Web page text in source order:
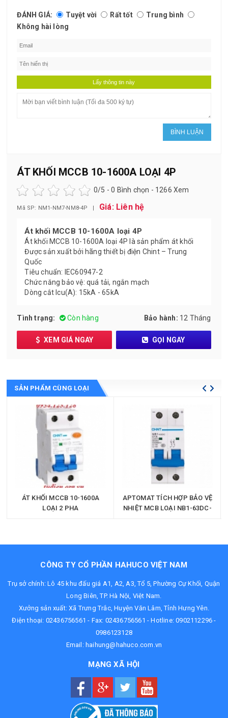
ĐÁNH GIÁ: Tuyệt vời Rất tốt
Trung bình
Không hài lòng
ÁT KHỐI MCCB 10-1600A LOẠI 4P
0/5 -0 Bình chọn - 1266 Xem
Mã SP: NM1-NM7-NM8-4P | Giá: Liên hệ
Át khối MCCB 10-1600A loại 4P
Át khối MCCB 10-1600A loại 4P là sản phẩm át khối
Được sản xuất bởi hãng thiết bị điện Chint – Trung
Quốc
Tiêu chuẩn: IEC60947-2
Chức năng bảo vệ: quá tải, ngắn mạch
Dòng cắt Icu(A): 15kA - 65kA
Tình trạng: Còn hàng Bảo hành: 12 Tháng
XEM GIÁ NGAY GỌI NGAY
SẢN PHẨM CÙNG LOẠI
ÁT KHỐI MCCB 10-1600A
LOẠI 2 PHA
APTOMAT TÍCH HỢP BẢO VỆ
NHIỆT MCB LOẠI NB1-63DC-
CÔNG TY CỔ PHẦN HAHUCO VIỆT NAM
Trụ sở chính: Lô 45 khu đấu giá A1, A2, A3, Tổ 5, Phường Cự Khối, Quận
Long Biên, TP. Hà Nội, Việt Nam.
Xưởng sản xuất: Xã Trưng Trắc, Huyện Văn Lâm, Tỉnh Hưng Yên.
Điện thoại: 02436756561 - Fax: 02436756561 - Hotline:0902112296 -
0986123128
Email:haihung@hahuco.com.vn
MẠNG XÃ HỘI